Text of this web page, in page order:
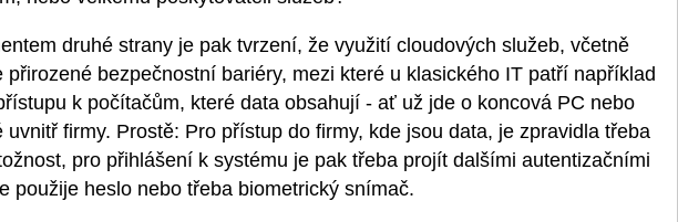
druhé strany je pak tvrzení, že využití cloudových služeb, včetně
přirozené bezpečnostní bariéry, mezi které u klasického IT patří například
k počítačům, které data obsahují - ať už jde o koncová PC nebo
uvnitř firmy. Prostě: Pro přístup do firmy, kde jsou data, je zpravidla třeba
pro přihlášení k systému je pak třeba projít dalšími autentizačními
použije heslo nebo třeba biometrický snímač.